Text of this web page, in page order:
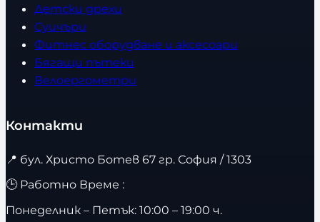
Детски дрехи
Суичъри
Фитнес оборудване и аксесоари
Бягащи пътеки
Велоергометри
Контакти
📍 бул. Христо Ботев 67 гр. София / 1303
🕒 Работно Време :
Понеделник – Петък: 10:00 – 19:00 ч.